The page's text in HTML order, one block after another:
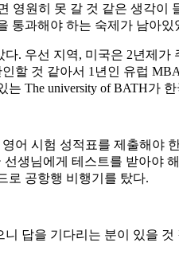
영원히 못 갈 것 같은 생각
통과해야 하는 숙제가 남아있
. 우선 지역, 미국은 2년제가
할 것 같아서 1년인 유럽
는 The university of BATH가
어 시험 성적표를 제출해야
선생님에게 테스트를 받아야
로 공항행 비행기를 탔다.
답을 기다리는 분이 있을 것